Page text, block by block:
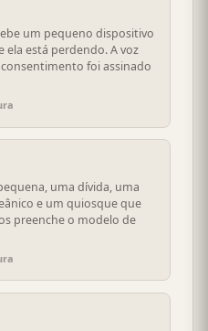
um pequeno dispositivo
ela está perdendo. A voz
foi assinado
uma dívida, uma
e um quiosque que
preenche o modelo de